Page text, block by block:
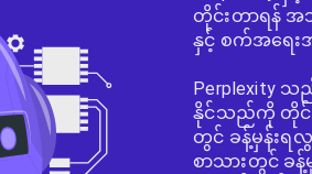
တိုင်းတာရန်
နှင့် စက်အရေး
Perplexity
နိုင်သည်ကို တိုင်း
တွင် ခန့်မှန်းရလွ
စာသားတွင် ခန့်